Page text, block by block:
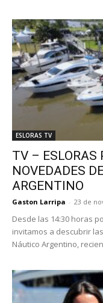
ESLORAS TV
TV – ESLORAS
NOVEDADES
ARGENTINO
Gaston Larripa - 23 de
Desde las 14:30 horas
invitamos a descubrir
Náutico Argentino,